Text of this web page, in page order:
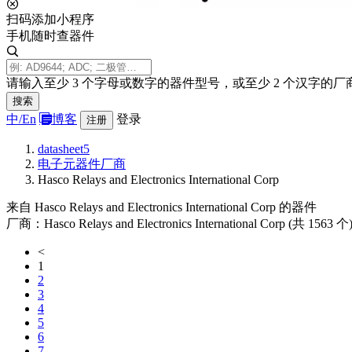
扫码添加小程序
手机随时查器件
请输入至少 3 个字母或数字的器件型号，或至少 2 个汉字的厂
搜索
中/En 博客 注册 登录
datasheet5
电子元器件厂商
Hasco Relays and Electronics International Corp
来自 Hasco Relays and Electronics International Corp 的器件
厂商：Hasco Relays and Electronics International Corp (共 1563 个)
<
1
2
3
4
5
6